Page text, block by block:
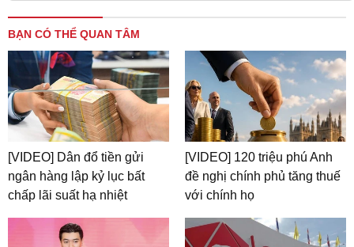
BẠN CÓ THỂ QUAN TÂM
[VIDEO] Dân đổ tiền gửi
ngân hàng lập kỷ lục bất
chấp lãi suất hạ nhiệt
[VIDEO] 120 triệu phú Anh
đề nghị chính phủ tăng thuế
với chính họ